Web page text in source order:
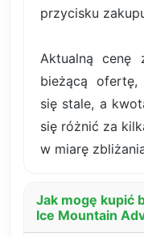
przycisku
Aktualną cenę
bieżącą ofertę,
się stale, a
się różnić za
w miarę
Jak mogę kupić
Ice Mountain